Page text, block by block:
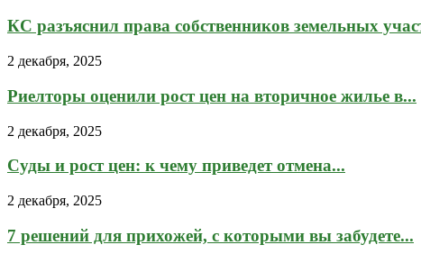
КС разъяснил права собственников земельных
2 декабря, 2025
Риелторы оценили рост цен на вторичное жилье в...
2 декабря, 2025
Суды и рост цен: к чему приведет отмена...
2 декабря, 2025
7 решений для прихожей, с которыми вы забудете...